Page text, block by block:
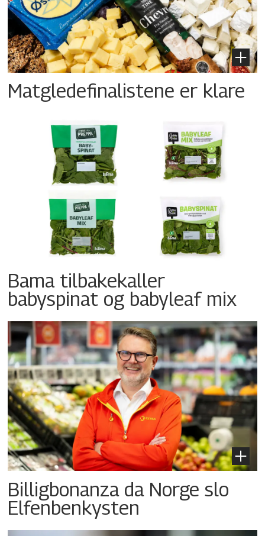
Matgledefinalistene er klare
Bama tilbakekaller
babyspinat og babyleaf mix
Billigbonanza da Norge slo
Elfenbenkysten